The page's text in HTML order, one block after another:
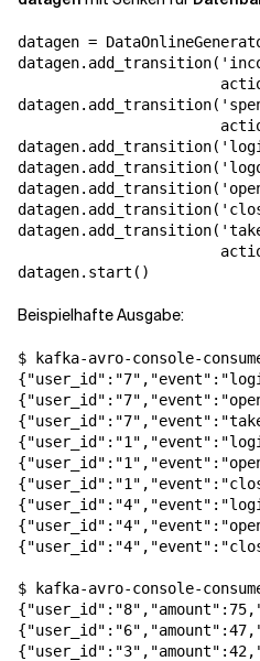
datagen =
datagen.start()
Beispielhafte Ausgabe:
$ kafka-avro-console-
$ kafka-avro-console-